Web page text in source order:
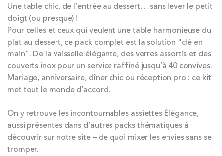
Une table chic, de l’entrée au dessert… sans lever le petit
doigt (ou presque) !
Pour celles et ceux qui veulent une table harmonieuse du
plat au dessert, ce pack complet est la solution "clé en
main". De la vaisselle élégante, des verres assortis et des
couverts inox pour un service raffiné jusqu’à 40 convives.
Mariage, anniversaire, dîner chic ou réception pro : ce kit
met tout le monde d’accord.
On y retrouve les incontournables assiettes Élégance,
aussi présentes dans d’autres packs thématiques à
découvrir sur notre site – de quoi mixer les envies sans se
tromper.